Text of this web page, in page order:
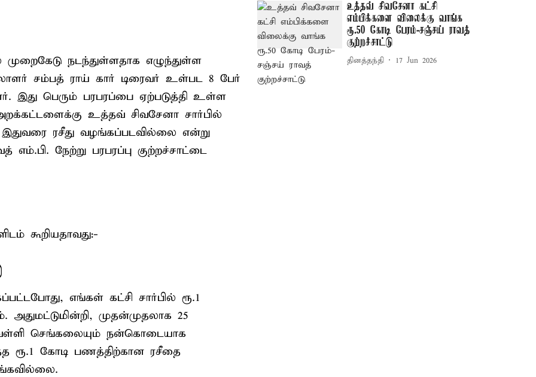
நடந்துள்ளதாக எழுந்துள்ள
சம்பத் ராய் கார் டிரைவர் உள்பட 8 பேர்
இது பெரும் பரபரப்பை ஏற்படுத்தி உள்ள
உத்தவ் சிவசேனா சார்பில்
ரசீது வழங்கப்படவில்லை என்று
நேற்று பரபரப்பு குற்றச்சாட்டை
கூறியதாவது:-
எங்கள் கட்சி சார்பில் ரூ.1
முதன்முதலாக 25
செங்கலையும் நன்கொடையாக
கோடி பணத்திற்கான ரசீதை
உத்தவ் சிவசேனா கட்சி
எம்பிக்களை விலைக்கு வாங்க
ரூ.50 கோடி பேரம்-சஞ்சய் ராவத்
குற்றச்சாட்டு
தினத்தந்தி 17 Jun 2026